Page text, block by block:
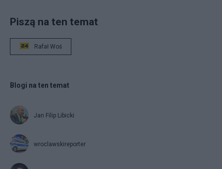
Piszą na ten temat
Rafał Woś
Blogi na ten temat
Jan Filip Libicki
wroclawskireporter